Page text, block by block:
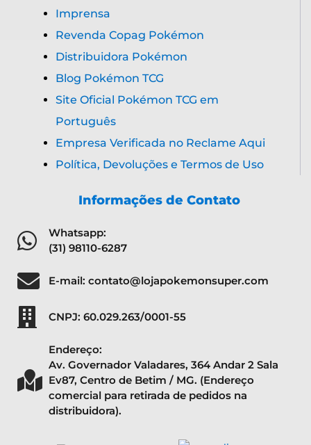
Imprensa
Revenda Copag Pokémon
Distribuidora Pokémon
Blog Pokémon TCG
Site Oficial Pokémon TCG em
Português
Empresa Verificada no Reclame Aqui
Política, Devoluções e Termos de Uso
Informações de Contato
Whatsapp:
(31) 98110-6287
E-mail: contato@lojapokemonsuper.com
CNPJ: 60.029.263/0001-55
Endereço:
Av. Governador Valadares, 364 Andar 2 Sala
Ev87, Centro de Betim / MG. (Endereço
comercial para retirada de pedidos na
distribuidora).